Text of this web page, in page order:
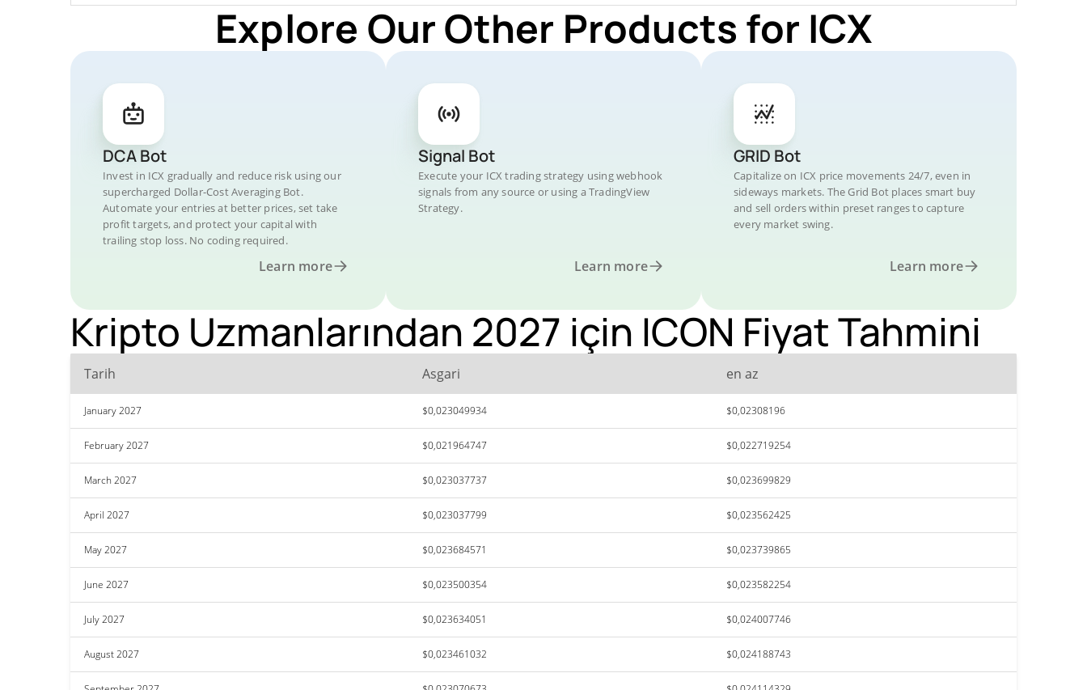
Explore Our Other Products for ICX
DCA Bot
Invest in ICX gradually and reduce risk using our
supercharged Dollar-Cost Averaging Bot.
Automate your entries at better prices, set take
profit targets, and protect your capital with
trailing stop loss. No coding required.
Learn more
Signal Bot
Execute your ICX trading strategy using webhook
signals from any source or using a TradingView
Strategy.
Learn more
GRID Bot
Capitalize on ICX price movements 24/7, even in
sideways markets. The Grid Bot places smart buy
and sell orders within preset ranges to capture
every market swing.
Learn more
Kripto Uzmanlarından 2027 için ICON Fiyat Tahmini
Tarih Asgari en az
January 2027 $0,023049934 $0,02308196
February 2027 $0,021964747 $0,022719254
March 2027 $0,023037737 $0,023699829
April 2027 $0,023037799 $0,023562425
May 2027 $0,023684571 $0,023739865
June 2027 $0,023500354 $0,023582254
July 2027 $0,023634051 $0,024007746
August 2027 $0,023461032 $0,024188743